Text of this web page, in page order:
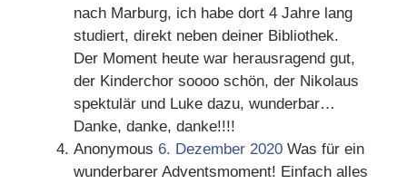
nach Marburg, ich habe dort 4 Jahre lang
studiert, direkt neben deiner Bibliothek.
Der Moment heute war herausragend gut,
der Kinderchor soooo schön, der Nikolaus
spektulär und Luke dazu, wunderbar…
Danke, danke, danke!!!!
Anonymous 6. Dezember 2020 Was für ein
wunderbarer Adventsmoment! Einfach alles